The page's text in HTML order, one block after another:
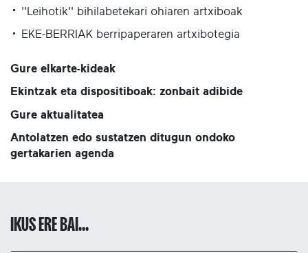
''Leihotik'' bihilabetekari ohiaren artxiboak
EKE-BERRIAK berripaperaren artxibotegia
Gure elkarte-kideak
Ekintzak eta dispositiboak: zonbait adibide
Gure aktualitatea
Antolatzen edo sustatzen ditugun ondoko
gertakarien agenda
IKUS ERE BAI...